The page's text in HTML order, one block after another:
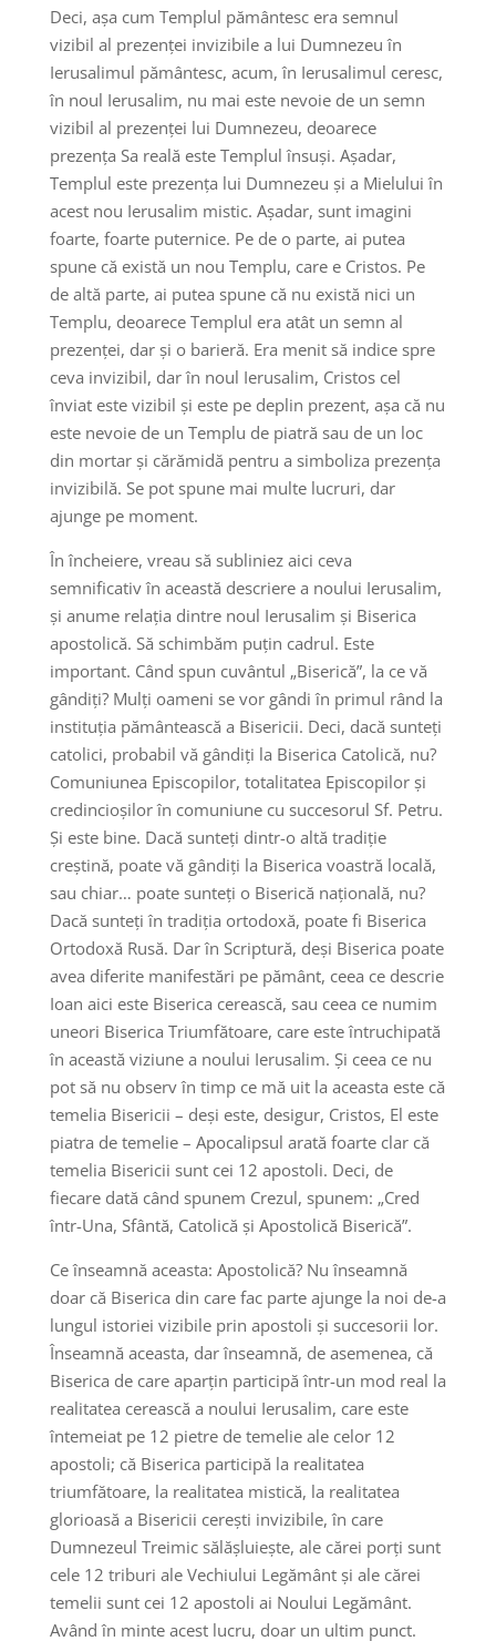
Deci, așa cum Templul pământesc era semnul
vizibil al prezenței invizibile a lui Dumnezeu în
Ierusalimul pământesc, acum, în Ierusalimul ceresc,
în noul Ierusalim, nu mai este nevoie de un semn
vizibil al prezenței lui Dumnezeu, deoarece
prezența Sa reală este Templul însuși. Așadar,
Templul este prezența lui Dumnezeu și a Mielului în
acest nou Ierusalim mistic. Așadar, sunt imagini
foarte, foarte puternice. Pe de o parte, ai putea
spune că există un nou Templu, care e Cristos. Pe
de altă parte, ai putea spune că nu există nici un
Templu, deoarece Templul era atât un semn al
prezenței, dar și o barieră. Era menit să indice spre
ceva invizibil, dar în noul Ierusalim, Cristos cel
înviat este vizibil și este pe deplin prezent, așa că nu
este nevoie de un Templu de piatră sau de un loc
din mortar și cărămidă pentru a simboliza prezența
invizibilă. Se pot spune mai multe lucruri, dar
ajunge pe moment.
În încheiere, vreau să subliniez aici ceva
semnificativ în această descriere a noului Ierusalim,
și anume relația dintre noul Ierusalim și Biserica
apostolică. Să schimbăm puțin cadrul. Este
important. Când spun cuvântul „Biserică”, la ce vă
gândiți? Mulți oameni se vor gândi în primul rând la
instituția pământească a Bisericii. Deci, dacă sunteți
catolici, probabil vă gândiți la Biserica Catolică, nu?
Comuniunea Episcopilor, totalitatea Episcopilor și
credincioșilor în comuniune cu succesorul Sf. Petru.
Și este bine. Dacă sunteți dintr-o altă tradiție
creștină, poate vă gândiți la Biserica voastră locală,
sau chiar… poate sunteți o Biserică națională, nu?
Dacă sunteți în tradiția ortodoxă, poate fi Biserica
Ortodoxă Rusă. Dar în Scriptură, deși Biserica poate
avea diferite manifestări pe pământ, ceea ce descrie
Ioan aici este Biserica cerească, sau ceea ce numim
uneori Biserica Triumfătoare, care este întruchipată
în această viziune a noului Ierusalim. Și ceea ce nu
pot să nu observ în timp ce mă uit la aceasta este că
temelia Bisericii – deși este, desigur, Cristos, El este
piatra de temelie – Apocalipsul arată foarte clar că
temelia Bisericii sunt cei 12 apostoli. Deci, de
fiecare dată când spunem Crezul, spunem: „Cred
într-Una, Sfântă, Catolică și Apostolică Biserică”.
Ce înseamnă aceasta: Apostolică? Nu înseamnă
doar că Biserica din care fac parte ajunge la noi de-a
lungul istoriei vizibile prin apostoli și succesorii lor.
Înseamnă aceasta, dar înseamnă, de asemenea, că
Biserica de care aparțin participă într-un mod real la
realitatea cerească a noului Ierusalim, care este
întemeiat pe 12 pietre de temelie ale celor 12
apostoli; că Biserica participă la realitatea
triumfătoare, la realitatea mistică, la realitatea
glorioasă a Bisericii cerești invizibile, în care
Dumnezeul Treimic sălășluiește, ale cărei porți sunt
cele 12 triburi ale Vechiului Legământ și ale cărei
temelii sunt cei 12 apostoli ai Noului Legământ.
Având în minte acest lucru, doar un ultim punct.